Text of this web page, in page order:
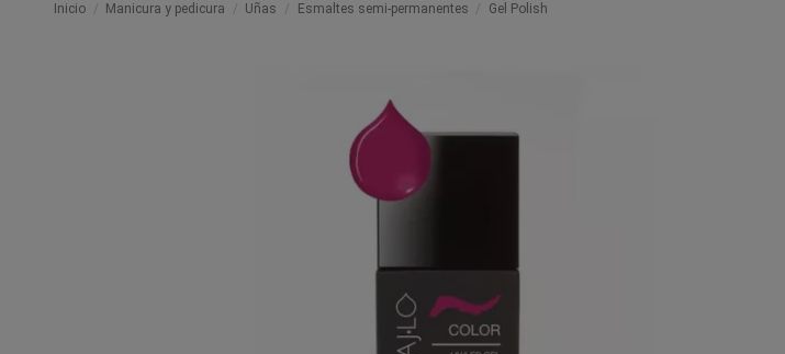
Inicio Manicura y pedicura Uñas Esmaltes semi-permanentes Gel Polish